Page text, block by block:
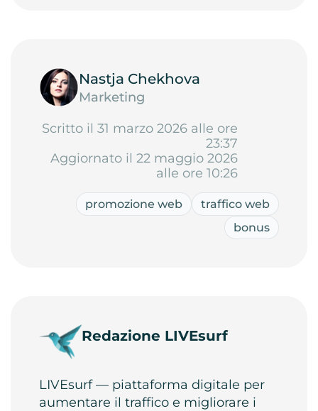
Nastja Chekhova
Marketing
Scritto il 31 marzo 2026 alle ore
23:37
Aggiornato il 22 maggio 2026
alle ore 10:26
promozione web
traffico web
bonus
Redazione LIVEsurf
LIVEsurf — piattaforma digitale per
aumentare il traffico e migliorare i